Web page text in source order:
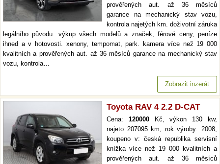
prověřených aut. až 36 měsíců
garance na mechanický stav vozu,
kontrola najetých km. doživotní záruka
legálního původu. výkup všech modelů a značek, férové ceny, peníze
ihned a v hotovosti. xenony, tempomat, park. kamera více než 19 000
kvalitních a prověřených aut. až 36 měsíců garance na mechanický stav
vozu, kontrola…
Zobrazit inzerát
Toyota RAV 4 2.2 D-CAT
Cena: 120000Kč, výkon 130 kw,
najeto 207095 km, rok výroby: 2008,
koupeno v: česká republika servisní
knížka více než 19 000 kvalitních a
prověřených aut. až 36 měsíců